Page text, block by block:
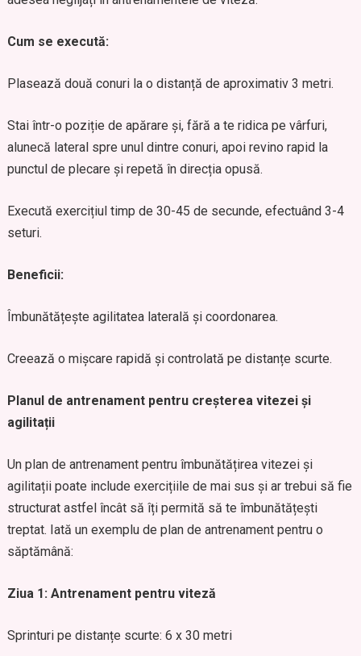
Cum se execută:
Plasează două conuri la o distanță de aproximativ 3 metri.
Stai într-o poziție de apărare și, fără a te ridica pe vârfuri,
alunecă lateral spre unul dintre conuri, apoi revino rapid la
punctul de plecare și repetă în direcția opusă.
Execută exercițiul timp de 30-45 de secunde, efectuând 3-4
seturi.
Beneficii:
Îmbunătățește agilitatea laterală și coordonarea.
Creează o mișcare rapidă și controlată pe distanțe scurte.
Planul de antrenament pentru creșterea vitezei și
agilitații
Un plan de antrenament pentru îmbunătățirea vitezei și
agilitații poate include exercițiile de mai sus și ar trebui să fie
structurat astfel încât să îți permită să te îmbunătățești
treptat. Iată un exemplu de plan de antrenament pentru o
săptămână:
Ziua 1: Antrenament pentru viteză
Sprinturi pe distanțe scurte: 6 x 30 metri